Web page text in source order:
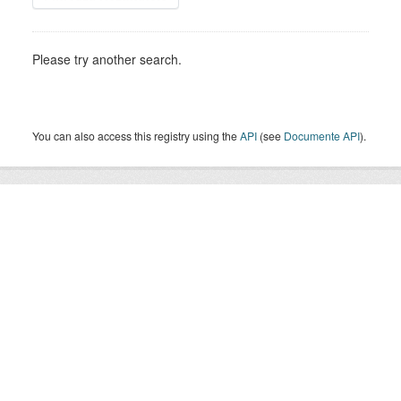
Please try another search.
You can also access this registry using theAPI (see Documente API).